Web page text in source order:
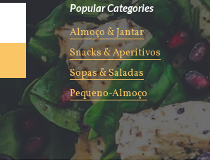
Popular Categories
Almoço & Jantar
Snacks & Aperitivos
Sopas & Saladas
Pequeno-Almoço